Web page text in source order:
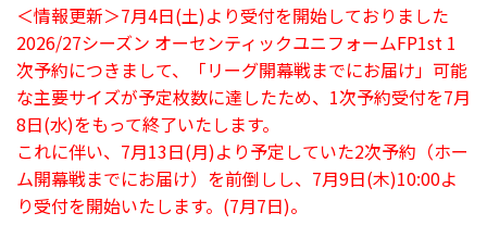
＜情報更新＞7月4日(土)より受付を開始しておりました
2026/27シーズン オーセンティックユニフォームFP1st 1
次予約につきまして、「リーグ開幕戦までにお届け」可能
な主要サイズが予定枚数に達したため、1次予約受付を7月
8日(水)をもって終了いたします。
これに伴い、7月13日(月)より予定していた2次予約（ホー
ム開幕戦までにお届け）を前倒しし、7月9日(木)10:00よ
り受付を開始いたします。(7月7日)。